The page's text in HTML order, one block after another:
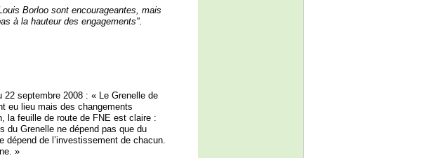
Borloo sont encourageantes, mais
à la hauteur des engagements".
septembre 2008 : « Le Grenelle de
eu lieu mais des changements
la feuille de route de FNE est claire :
Grenelle ne dépend pas que du
de l’investissement de chacun.
»